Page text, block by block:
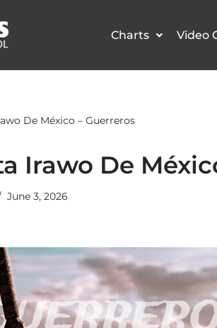
Charts Video
De México – Guerreros
Irawo De
June 3, 2026